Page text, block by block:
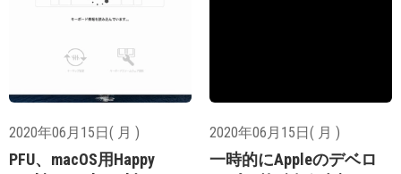
2020年06月15日( 月 )
PFU、macOS用Happy
2020年06月15日( 月 )
一時的にAppleのデベロ